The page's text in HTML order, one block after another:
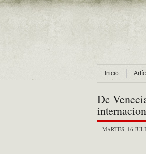
Inicio
De
MARTES, 16